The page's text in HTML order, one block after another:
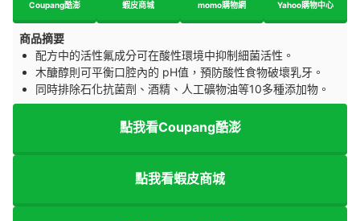
Coupang酷澎 蝦皮商城 momo購物網 Yahoo購物中心
商品摘要
配方中的活性氟成分可在酸性環境中抑制細菌活性。
木醣醇則可平衡口腔內的 pH值，預防酸性食物破壞乳牙。
同時排除石化抗菌劑、酒精、人工礦物油等10多種添加物。
點我看Coupang酷澎
點我看蝦皮商城